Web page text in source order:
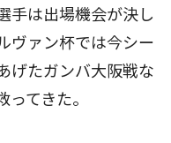
手は出場機会が決し
ヴァン杯では今シー
げたガンバ大阪戦な
てきた。